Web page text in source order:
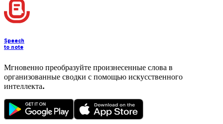
Speech
to note
Мгновенно преобразуйте произнесенные слова в
организованные сводки с помощью искусственного
интеллекта.